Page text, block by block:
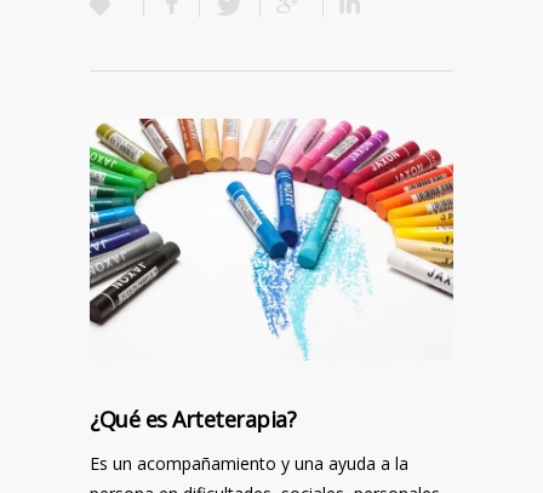
¿Qué es Arteterapia?
Es un acompañamiento y una ayuda a la